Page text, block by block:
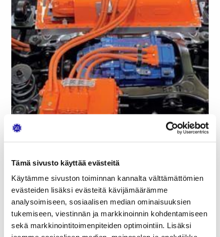
Tämä sivusto käyttää evästeitä
Käytämme sivuston toiminnan kannalta välttämättömien
evästeiden lisäksi evästeitä kävijämäärämme
analysoimiseen, sosiaalisen median ominaisuuksien
tukemiseen, viestinnän ja markkinoinnin kohdentamiseen
sekä markkinointitoimenpiteiden optimointiin. Lisäksi